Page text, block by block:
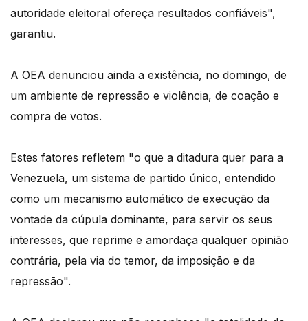
autoridade eleitoral ofereça resultados confiáveis",
garantiu.
A OEA denunciou ainda a existência, no domingo, de
um ambiente de repressão e violência, de coação e
compra de votos.
Estes fatores refletem "o que a ditadura quer para a
Venezuela, um sistema de partido único, entendido
como um mecanismo automático de execução da
vontade da cúpula dominante, para servir os seus
interesses, que reprime e amordaça qualquer opinião
contrária, pela via do temor, da imposição e da
repressão".